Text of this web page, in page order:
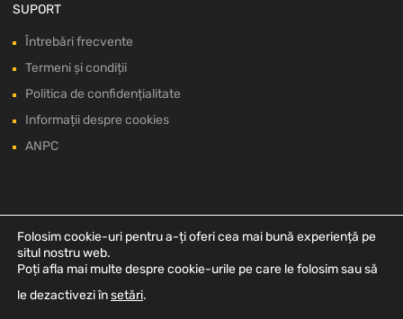
SUPORT
Întrebări frecvente
Termeni și condiții
Politica de confidențialitate
Informații despre cookies
ANPC
Folosim cookie-uri pentru a-ți oferi cea mai bună experiență pe
situl nostru web.
Poți afla mai multe despre cookie-urile pe care le folosim sau să
le dezactivezi însetări.